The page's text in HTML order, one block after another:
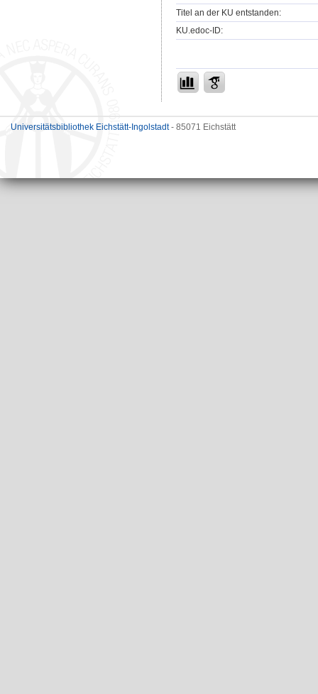
Titel an der KU entstanden:
KU.edoc-ID:
Universitätsbibliothek Eichstätt-Ingolstadt- 85071 Eichstätt